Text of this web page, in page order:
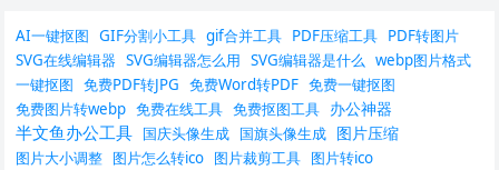
AI一键抠图 GIF分割小工具 gif合并工具 PDF压缩工具 PDF转图片
SVG在线编辑器 SVG编辑器怎么用 SVG编辑器是什么 webp图片格式
一键抠图 免费PDF转JPG 免费Word转PDF 免费一键抠图
免费图片转webp 免费在线工具 免费抠图工具 办公神器
半文鱼办公工具 国庆头像生成 国旗头像生成 图片压缩
图片大小调整 图片怎么转ico 图片裁剪工具 图片转ico